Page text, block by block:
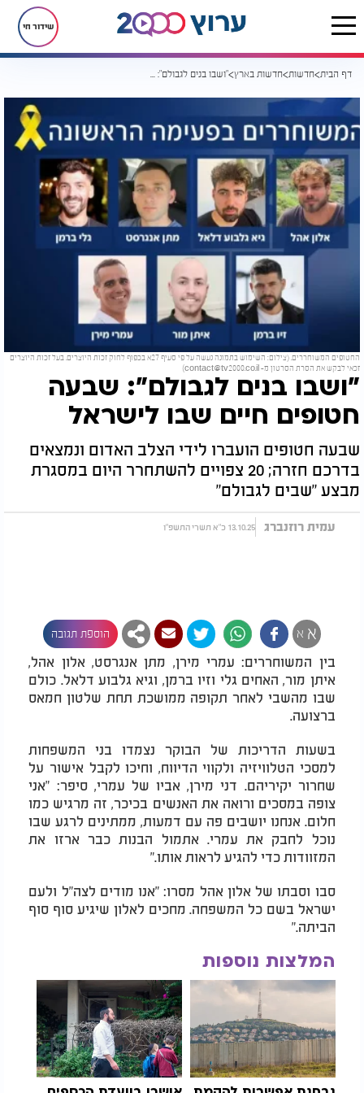
שידור חי
דף הבית חדשות חדשות בארץ "ושבו בנים לגבולם": שבעה חטופים חיים שבו לישראל
החטופים המשוחררים. (צילום: השימוש בתמונה נעשה על פי סעיף 27א בכפוף לחוק זכות היוצרים. בעל זכות היוצרים
זכאי לבקש את הסרת הסרטון מ-contact@tv2000.co.il
)
"ושבו בנים לגבולם": שבעה
חטופים חיים שבו לישראל
שבעה חטופים הועברו לידי הצלב האדום ונמצאים
בדרכם חזרה; 20 צפויים להשתחרר היום במסגרת
מבצע "שבים לגבולם"
עמית רוזנברג 13.10.25 כ"א תשרי התשפ"ו
א א הוספת תגובה
בין המשוחררים: עמרי מירן, מתן אנגרסט, אלון אהל,
איתן מור, האחים גלי וזיו ברמן, וגיא גלבוע דלאל. כולם
שבו מהשבי לאחר תקופה ממושכת תחת שלטון חמאס
ברצועה.
בשעות הדריכות של הבוקר נצמדו בני המשפחות
למסכי הטלוויזיה ולקווי הדיווח, וחיכו לקבל אישור על
שחרור יקיריהם. דני מירן, אביו של עמרי, סיפר: "אני
צופה במסכים ורואה את האנשים בכיכר, זה מרגיש כמו
חלום. אנחנו יושבים פה עם דמעות, ממתינים לרגע שבו
נוכל לחבק את עמרי. אתמול הבנות כבר ארזו את
המזוודות כדי להגיע לראות אותו."
סבו וסבתו של אלון אהל מסרו: "אנו מודים לצה"ל ולעם
ישראל בשם כל המשפחה. מחכים לאלון שיגיע סוף סוף
הביתה."
המלצות נוספות